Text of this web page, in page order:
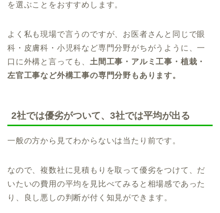
を選ぶことをおすすめします。
よく私も現場で言うのですが、お医者さんと同じで眼
科・皮膚科・小児科など専門分野がちがうように、一
口に外構と言っても、 土間工事・アルミ工事・植栽・
左官工事など外構工事の専門分野もあります。
2社では優劣がついて、3社では平均が出る
一般の方から見てわからないは当たり前です。
なので、複数社に見積もりを取って優劣をつけて、だ
いたいの費用の平均を見比べてみると相場感であった
り、良し悪しの判断が付く知見ができます。